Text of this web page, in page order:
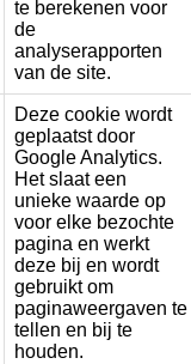
te berekenen voor
de
analyserapporten
van de site.
Deze cookie wordt
geplaatst door
Google Analytics.
Het slaat een
unieke waarde op
voor elke bezochte
pagina en werkt
deze bij en wordt
gebruikt om
paginaweergaven te
tellen en bij te
houden.